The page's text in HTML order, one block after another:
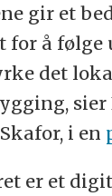
gir et
for å
det
sier
i en
er et